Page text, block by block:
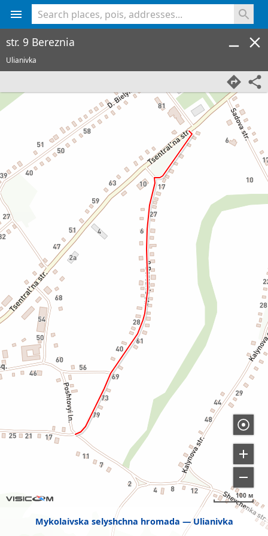
Mykolaivska selyshchna hromada Ulianivka
100 м
str. 9 Bereznia
Ulianivka
<% console.log(hcard) %>